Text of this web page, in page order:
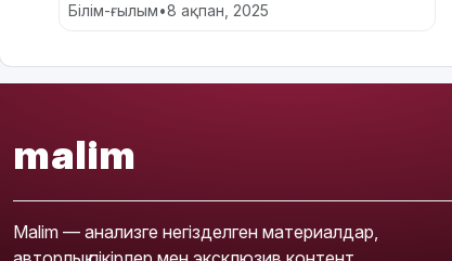
Білім-ғылым•8 ақпан, 2025
malim
Malim — анализге негізделген материалдар,